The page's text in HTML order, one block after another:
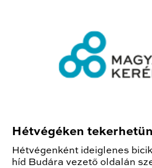
Hétvégéken
Hétvégenként ideiglenes
híd Budára vezető oldalán